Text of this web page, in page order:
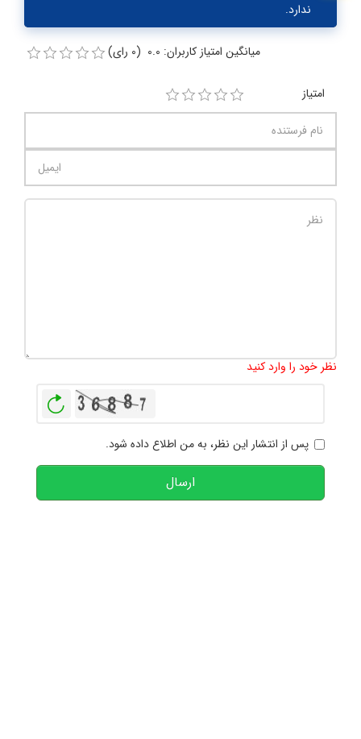
ندارد.
میانگین امتیاز کاربران: 0.0 (0 رای)
امتیاز
نظر خود را وارد کنید
پس از انتشار این نظر، به من اطلاع داده شود.
ارسال